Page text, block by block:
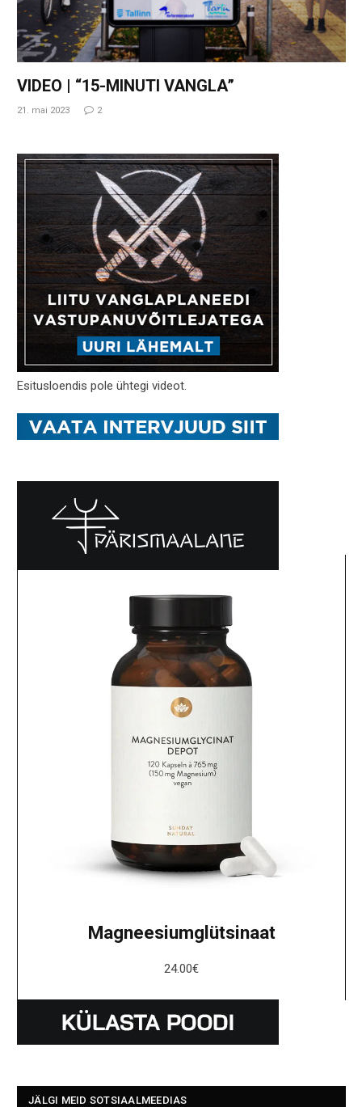
VIDEO | “15-MINUTI VANGLA”
21. mai 2023 2
Esitusloendis pole ühtegi videot.
Magneesiumglütsinaat
24.00€
JÄLGI MEID SOTSIAALMEEDIAS